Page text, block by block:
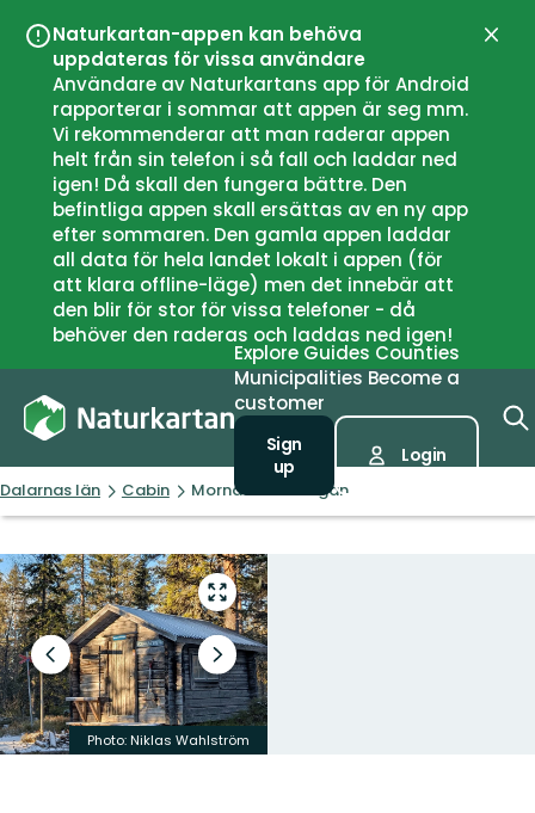
Naturkartan-appen kan behöva
uppdateras för vissa användare
Användare av Naturkartans app för Android
rapporterar i sommar att appen är seg mm.
Vi rekommenderar att man raderar appen
helt från sin telefon i så fall och laddar ned
igen! Då skall den fungera bättre. Den
befintliga appen skall ersättas av en ny app
efter sommaren. Den gamla appen laddar
all data för hela landet lokalt i appen (för
att klara offline-läge) men det innebär att
den blir för stor för vissa telefoner - då
behöver den raderas och laddas ned igen!
Close
Explore Guides Counties
Municipalities Become a
customer
Sign
up
Login
Dalarnas län Cabin Mornässäterstugan
Enter
fullscreen
Previous
slide
Next
slide
Photo: Niklas Wahlström